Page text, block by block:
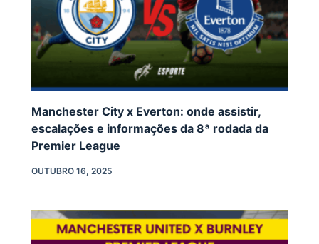
Manchester City x Everton: onde assistir,
escalações e informações da 8ª rodada da
Premier League
OUTUBRO 16, 2025